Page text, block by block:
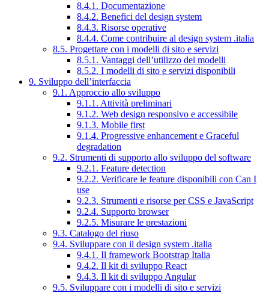
8.4.1. Documentazione
8.4.2. Benefici del design system
8.4.3. Risorse operative
8.4.4. Come contribuire al design system .italia
8.5. Progettare con i modelli di sito e servizi
8.5.1. Vantaggi dell’utilizzo dei modelli
8.5.2. I modelli di sito e servizi disponibili
9. Sviluppo dell’interfaccia
9.1. Approccio allo sviluppo
9.1.1. Attività preliminari
9.1.2. Web design responsivo e accessibile
9.1.3. Mobile first
9.1.4. Progressive enhancement e Graceful
degradation
9.2. Strumenti di supporto allo sviluppo del software
9.2.1. Feature detection
9.2.2. Verificare le feature disponibili con Can I
use
9.2.3. Strumenti e risorse per CSS e JavaScript
9.2.4. Supporto browser
9.2.5. Misurare le prestazioni
9.3. Catalogo del riuso
9.4. Sviluppare con il design system .italia
9.4.1. Il framework Bootstrap Italia
9.4.2. Il kit di sviluppo React
9.4.3. Il kit di sviluppo Angular
9.5. Sviluppare con i modelli di sito e servizi